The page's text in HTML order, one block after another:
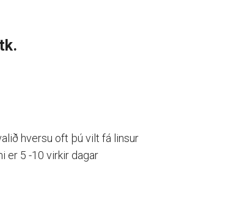
hversu oft þú vilt fá linsur
er 5 -10 virkir dagar